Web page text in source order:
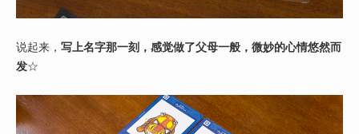
说起来， 写上名字那一刻，感觉做了父母一般，微妙的心情悠然而
发☆